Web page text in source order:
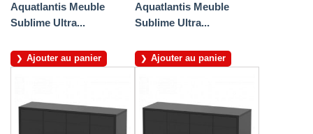
Aquatlantis Meuble
Sublime Ultra...
Ajouter au panier
Aquatlantis Meuble
Sublime Ultra...
Ajouter au panier